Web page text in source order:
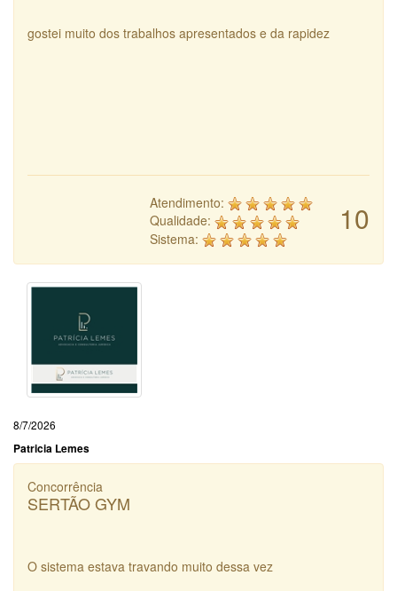
gostei muito dos trabalhos apresentados e da rapidez
10
Atendimento:
Qualidade:
Sistema:
8/7/2026
Patricia Lemes
Concorrência
SERTÃO GYM
O sistema estava travando muito dessa vez